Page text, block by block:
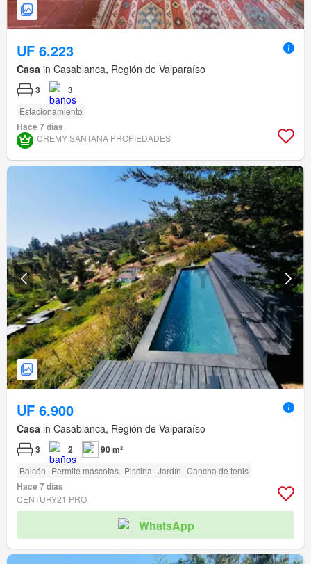
UF 6.223
Casa in Casablanca, Región de Valparaíso
3 3
Estacionamiento
Hace 7 días
CREMY SANTANA PROPIEDADES
UF 6.900
Casa in Casablanca, Región de Valparaíso
3 2 90 m²
Balcón Permite mascotas Piscina Jardín Cancha de tenis
Hace 7 días
CENTURY21 PRO
WhatsApp